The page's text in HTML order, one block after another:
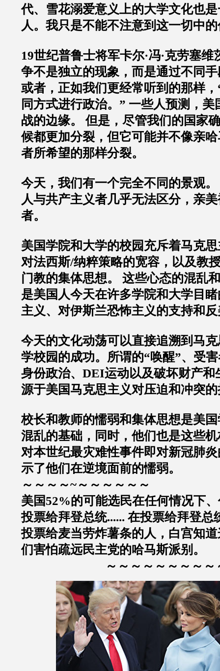
代、雪花溺爱意义上的大学文化也
人。我只是不能不注意到这一切中
19世纪普鲁士将军卡尔·冯·克劳塞
争不是独立的现象，而是通过不同
或者，正如我们更经常听到的那样
同方式进行政治。” 一些人预测，美
战的边缘。 但是，尽管我们的国家
候都更加分裂，但它可能并不像亲
者所希望的那样分裂。
今天，我们有一个完全不同的景观
人与共产主义者几乎无法区分，亲
者。
美国学院和大学的校园充斥着马克
对法西斯/纳粹策略的宽容，以及教
门教的集体思想。 这些心态的混乱
是美国人今天在许多学院和大学目
主义、对伊斯兰恐怖主义的支持和
今天的文化动荡可以直接追溯到马
学校园的成功。所谓的“唤醒”、受
身份政治、DEI运动以及破坏财产和
源于美国马克思主义对压迫和冲突
校长和教师的懦弱和集体思想是美
混乱的基础，同时，他们也是这些
对本世纪最灾难性事件即对新冠肺
示了他们在逆境面前的懦弱。
～～～～~～～～～～～
美国52%的可能选民在任何情况下
投票给拜登总统...... 在投票给拜登总
投票给麦当劳炸薯条的人，白宫知
们害怕疏远民主党的哈马斯派别。
～～～～～～～～～